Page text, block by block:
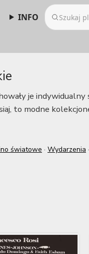
INFO
je
to modne
światowe · Wydarzenia ·